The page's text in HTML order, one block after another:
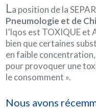
La position de la
Pneumologie et de
l’Iqos est TOXIQUE et
bien que certaines
en faible
pour provoquer une
le consomment ».
Nous avons